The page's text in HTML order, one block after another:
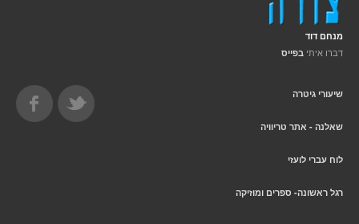
מנחם דוד
דברו איתי בפייס
שיעורי גיטרה
שאלנה - אתר טריוויה
לוח עברי לועזי
רגל ראשונה- ספרים ומוזיקה